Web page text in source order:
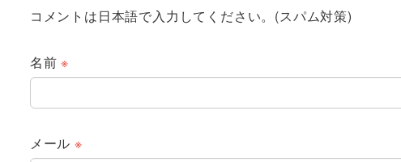
コメントは日本語で入力してください。(スパム対策)
名前※
メール ※